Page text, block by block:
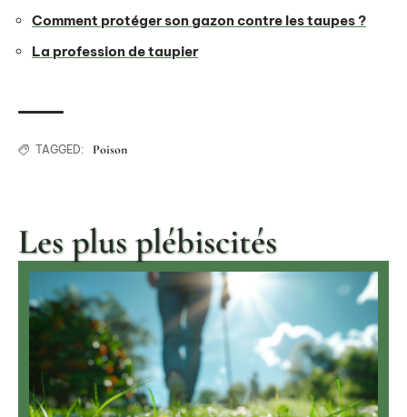
Comment protéger son gazon contre les taupes ?
La profession de taupier
TAGGED: Poison
Les plus plébiscités